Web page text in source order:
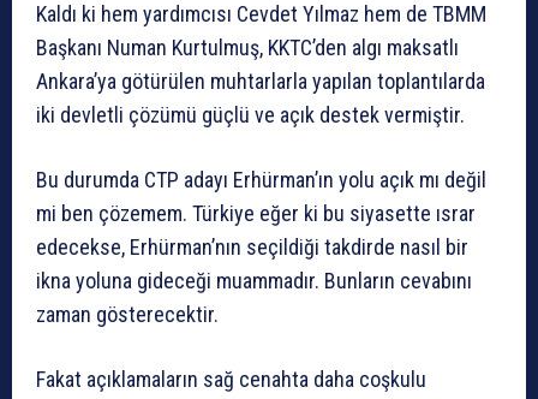
Kaldı ki hem yardımcısı Cevdet Yılmaz hem de TBMM
Başkanı Numan Kurtulmuş, KKTC’den algı maksatlı
Ankara’ya götürülen muhtarlarla yapılan toplantılarda
iki devletli çözümü güçlü ve açık destek vermiştir.
Bu durumda CTP adayı Erhürman’ın yolu açık mı değil
mi ben çözemem. Türkiye eğer ki bu siyasette ısrar
edecekse, Erhürman’nın seçildiği takdirde nasıl bir
ikna yoluna gideceği muammadır. Bunların cevabını
zaman gösterecektir.
Fakat açıklamaların sağ cenahta daha coşkulu